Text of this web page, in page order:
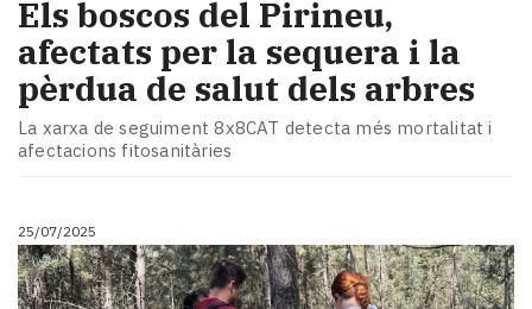
​Els boscos del Pirineu,
afectats per la sequera i la
pèrdua de salut dels arbres
La xarxa de seguiment 8x8CAT detecta més mortalitat i
afectacions fitosanitàries
25/07/2025